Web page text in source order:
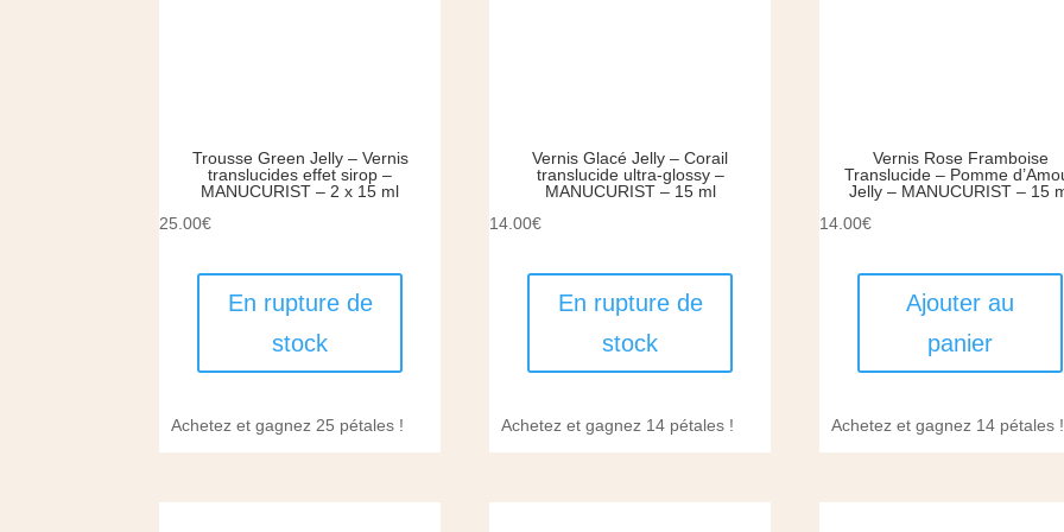
Trousse Green Jelly – Vernis
translucides effet sirop –
MANUCURIST – 2 x 15 ml
25.00€
En rupture de
stock
Achetez et gagnez 25 pétales !
Vernis Glacé Jelly – Corail
translucide ultra-glossy –
MANUCURIST – 15 ml
14.00€
En rupture de
stock
Achetez et gagnez 14 pétales !
Vernis Rose Framboise
Translucide – Pomme
Jelly – MANUCURIST – 15
14.00€
Ajouter au
panier
Achetez et gagnez 14 pétales !